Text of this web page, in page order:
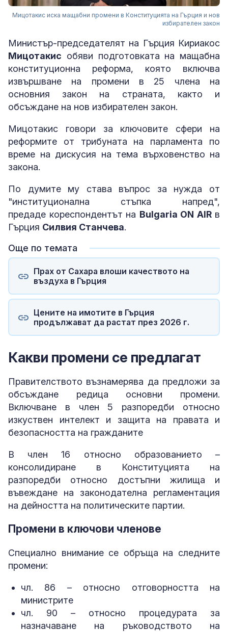
Мицотакис иска мащабни промени в Конституцията на Гърция и нов
избирателен закон
Министър-председателят на Гърция Кириакос
Мицотакис обяви подготовката на мащабна
конституционна реформа, която включва
извършване на промени в 25 члена на
основния закон на страната, както и
обсъждане на нов избирателен закон.
Мицотакис говори за ключовите сфери на
реформите от трибуната на парламента по
време на дискусия на тема върховенство на
закона.
По думите му става въпрос за нужда от
"институционална стъпка напред",
предаде кореспондентът на Bulgaria ON AIRв
Гърция Силвия Станчева.
Още по темата
Прах от Сахара влоши качеството на
въздуха в Гърция
Цените на имотите в Гърция
продължават да растат през 2026 г.
Какви промени се предлагат
Правителството възнамерява да предложи за
обсъждане редица основни промени.
Включване в член 5 разпоредби относно
изкуствен интелект и защита на правата и
безопасността на гражданите
В член 16 относно образованието –
консолидиране в Конституцията на
разпоредби относно достъпни жилища и
въвеждане на законодателна регламентация
на дейността на политическите партии.
Промени в ключови членове
Специално внимание се обръща на следните
промени:
чл. 86 – относно отговорността на
министрите
чл. 90 – относно процедурата за
назначаване на ръководството на